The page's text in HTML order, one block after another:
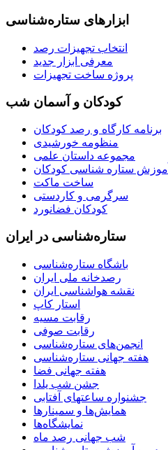
ابزارهای ستاره‌شناسی
انتخاب تجهیزات رصد
معرفی ابزار جدید
پروژه ساخت تجهیزات
کودکان و آسمان شب
برنامه‌ کارگاه و رصد کودکان
منظومه خورشیدی
مجموعه داستان علمی
آموزش ستاره شناسی کودکان
ساخت ماکت
سرگرمی و کاردستی
کودکان فضانورد
ستاره‌شناسی در ایران
باشگاه ستاره‌شناسی
رصدخانه ملی ایران
نقشه هواشناسی ایران
استار کاپ
رقابت مسیه
رقابت صوفی
انجمن‌های ستاره‌شناسی
هفته جهانی ستاره‌شناسی
هفته جهانی فضا
جشن شب یلدا
جشنواره ساعتهای آفتابی
همایش‌ها و سمینارها
نمایشگاه‌ها
شب جهانی رصد ماه